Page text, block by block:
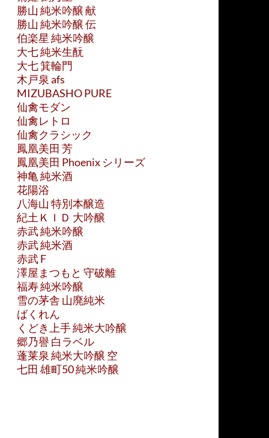
勝山 純米吟醸 献
勝山 純米吟醸 伝
伯楽星 純米吟醸
大七 純米生酛
大七 箕輪門
木戸泉 afs
MIZUBASHO PURE
仙禽モダン
仙禽レトロ
仙禽クラシック
鳳凰美田 芳
鳳凰美田 Phoenix シリーズ
神亀 純米酒
花陽浴
八海山 特別本醸造
紀土ＫＩＤ 大吟醸
赤武 純米吟醸
赤武 純米酒
赤武 F
澤屋まつもと 守破離
福寿 純米吟醸
雪の茅舎 山廃純米
ばくれん
くどき上手 純米大吟醸
郷乃譽 白ラベル
蓬莱泉 純米大吟醸 空
七田 雄町50 純米吟醸